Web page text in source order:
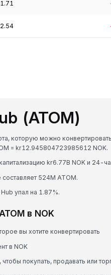
(ATOM)
которую можно
= kr12.945804723985612 NOK.
kr6.77B NOK и 24-
524M ATOM.
упал на 1.87%.
в NOK
вы хотите конвертировать
в NOK
покупать, продавать или